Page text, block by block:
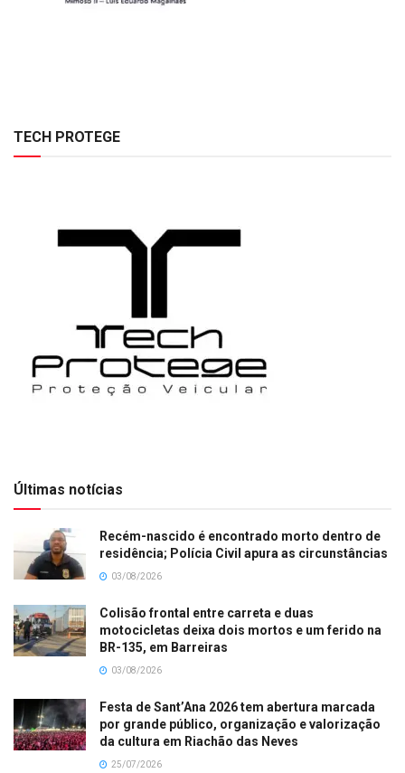
TECH PROTEGE
Últimas notícias
Recém-nascido é encontrado morto dentro de
residência; Polícia Civil apura as circunstâncias
03/08/2026
Colisão frontal entre carreta e duas
motocicletas deixa dois mortos e um ferido na
BR-135, em Barreiras
03/08/2026
Festa de Sant’Ana 2026 tem abertura marcada
por grande público, organização e valorização
da cultura em Riachão das Neves
25/07/2026